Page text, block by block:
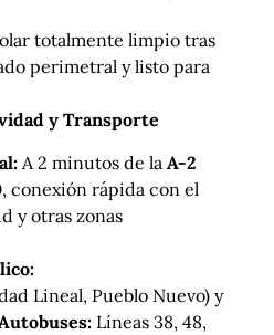
totalmente limpio tras
perimetral y listo para
y Transporte
A 2 minutos de la A-2
, conexión rápida con el
y otras zonas
Lineal, Pueblo Nuevo) y
Líneas 38, 48,